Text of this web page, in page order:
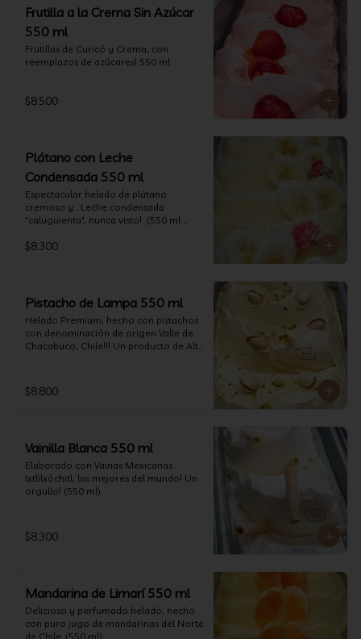
Frutilla a la Crema Sin Azúcar
550 ml
Frutillas de Curicó y Crema, con
reemplazos de azúcares! 550 ml
$8.500
Plátano con Leche
Condensada 550 ml
Espectacular helado de plátano
cremoso y... Leche condensada
"caluguienta", nunca visto!  (550 ml
$8.300
Pistacho de Lampa 550 ml
Helado Premium, hecho con pistachos
con denominación de origen Valle de
Chacabuco, Chile!!! Un producto de Alta
$8.800
Vainilla Blanca 550 ml
Elaborado con Vainas Mexicanas
Ixtlilxóchitl, las mejores del mundo! Un
orgullo! (550 ml)
$8.300
Mandarina de Limarí 550 ml
Delicioso y perfumado helado, hecho
con puro jugo de mandarinas del Norte
de Chile. (550 ml)